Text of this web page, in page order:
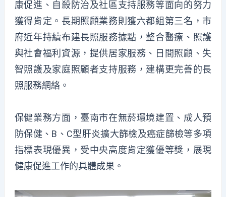
康促進、自殺防治及社區支持服務等面向的努力
獲得肯定。長期照顧業務則獲六都組第三名，市
府近年持續布建長照服務據點，整合醫療、照護
與社會福利資源，提供居家服務、日間照顧、失
智照護及家庭照顧者支持服務，建構更完善的長
照服務網絡。
保健業務方面，臺南市在無菸環境建置、成人預
防保健、B、C型肝炎擴大篩檢及癌症篩檢等多項
指標表現優異，受中央高度肯定獲優等獎，展現
健康促進工作的具體成果。